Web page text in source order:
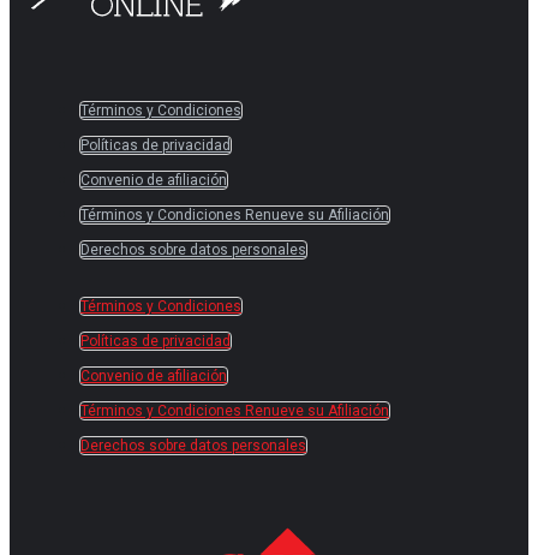
Términos y Condiciones
Políticas de privacidad
Convenio de afiliación
Términos y Condiciones Renueve su Afiliación
Derechos sobre datos personales
Términos y Condiciones
Políticas de privacidad
Convenio de afiliación
Términos y Condiciones Renueve su Afiliación
Derechos sobre datos personales